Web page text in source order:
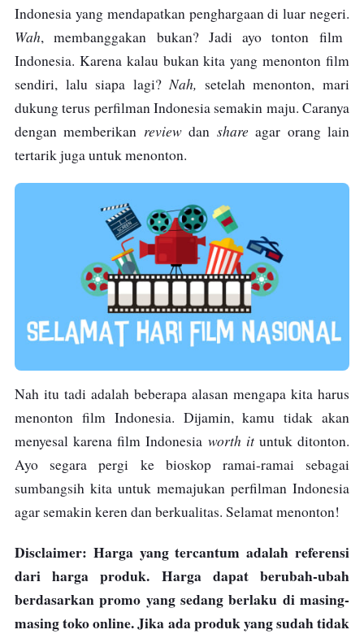
Indonesia yang mendapatkan penghargaan di luar negeri.
Wah, membanggakan bukan? Jadi ayo tonton film
Indonesia. Karena kalau bukan kita yang menonton film
sendiri, lalu siapa lagi? Nah, setelah menonton, mari
dukung terus perfilman Indonesia semakin maju. Caranya
dengan memberikan reviewdan share agar orang lain
tertarik juga untuk menonton.
Nah itu tadi adalah beberapa alasan mengapa kita harus
menonton film Indonesia. Dijamin, kamu tidak akan
menyesal karena film Indonesia worth ituntuk ditonton.
Ayo segara pergi ke bioskop ramai-ramai sebagai
sumbangsih kita untuk memajukan perfilman Indonesia
agar semakin keren dan berkualitas. Selamat menonton!
Disclaimer: Harga yang tercantum adalah referensi
dari harga produk. Harga dapat berubah-ubah
berdasarkan promo yang sedang berlaku di masing-
masing toko online. Jika ada produk yang sudah tidak